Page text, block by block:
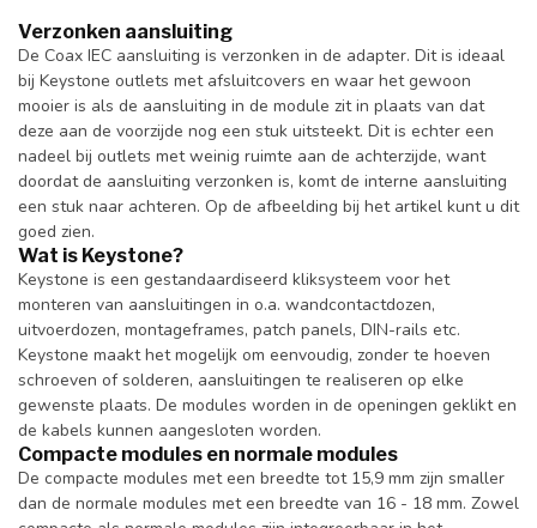
Verzonken aansluiting
De Coax IEC aansluiting is verzonken in de adapter. Dit is ideaal
bij Keystone outlets met afsluitcovers en waar het gewoon
mooier is als de aansluiting in de module zit in plaats van dat
deze aan de voorzijde nog een stuk uitsteekt. Dit is echter een
nadeel bij outlets met weinig ruimte aan de achterzijde, want
doordat de aansluiting verzonken is, komt de interne aansluiting
een stuk naar achteren. Op de afbeelding bij het artikel kunt u dit
goed zien.
Wat is Keystone?
Keystone is een gestandaardiseerd kliksysteem voor het
monteren van aansluitingen in o.a. wandcontactdozen,
uitvoerdozen, montageframes, patch panels, DIN-rails etc.
Keystone maakt het mogelijk om eenvoudig, zonder te hoeven
schroeven of solderen, aansluitingen te realiseren op elke
gewenste plaats. De modules worden in de openingen geklikt en
de kabels kunnen aangesloten worden.
Compacte modules en normale modules
De compacte modules met een breedte tot 15,9 mm zijn smaller
dan de normale modules met een breedte van 16 - 18 mm. Zowel